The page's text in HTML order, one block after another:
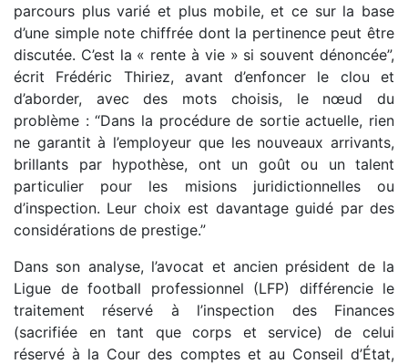
parcours plus varié et plus mobile, et ce sur la base
d’une simple note chiffrée dont la pertinence peut être
discutée. C’est la « rente à vie » si souvent dénoncée”,
écrit Frédéric Thiriez, avant d’enfoncer le clou et
d’aborder, avec des mots choisis, le nœud du
problème : “Dans la procédure de sortie actuelle, rien
ne garantit à l’employeur que les nouveaux arrivants,
brillants par hypothèse, ont un goût ou un talent
particulier pour les misions juridictionnelles ou
d’inspection. Leur choix est davantage guidé par des
considérations de prestige.”
Dans son analyse, l’avocat et ancien président de la
Ligue de football professionnel (LFP) différencie le
traitement réservé à l’inspection des Finances
(sacrifiée en tant que corps et service) de celui
réservé à la Cour des comptes et au Conseil d’État,